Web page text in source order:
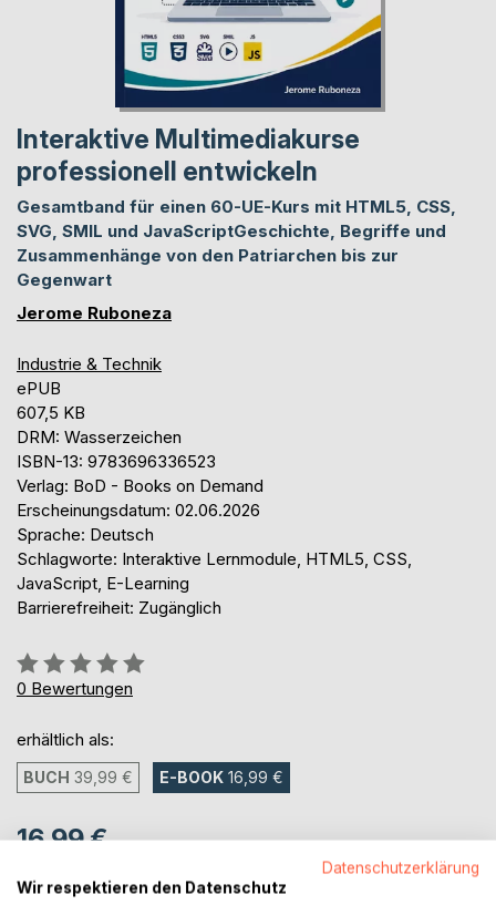
Interaktive Multimediakurse
professionell entwickeln
Gesamtband für einen 60-UE-Kurs mit HTML5, CSS,
SVG, SMIL und JavaScriptGeschichte, Begriffe und
Zusammenhänge von den Patriarchen bis zur
Gegenwart
Jerome Ruboneza
Industrie & Technik
ePUB
607,5 KB
DRM: Wasserzeichen
ISBN-13: 9783696336523
Verlag: BoD - Books on Demand
Erscheinungsdatum: 02.06.2026
Sprache: Deutsch
Schlagworte: Interaktive Lernmodule, HTML5, CSS,
JavaScript, E-Learning
Barrierefreiheit: Zugänglich
Bewertung::
0%
0 Bewertungen
erhältlich als:
BUCH 39,99 € E-BOOK 16,99 €
16,99 €
sofort verfügbar als Download
Datenschutzerklärung
Wir respektieren den Datenschutz